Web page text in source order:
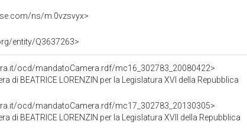
ns/m.0vzsvyx>
entity/Q3637263>
ocd/mandatoCamera.rdf/mc16_302783_20080422>
di BEATRICE LORENZIN per la Legislatura XVI della Repubblica
ocd/mandatoCamera.rdf/mc17_302783_20130305>
di BEATRICE LORENZIN per la Legislatura XVII della Repubblica